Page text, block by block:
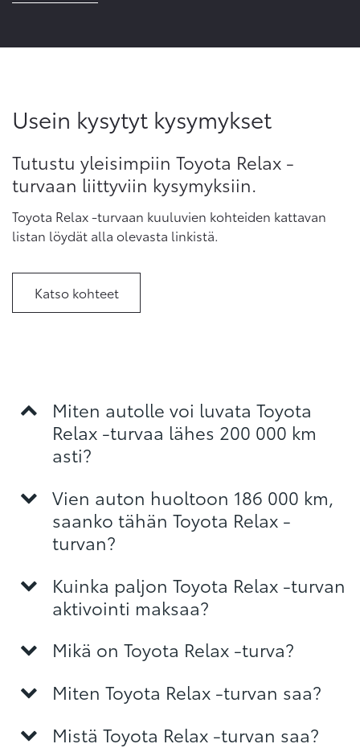
Usein kysytyt kysymykset
Tutustu yleisimpiin Toyota Relax -
turvaan liittyviin kysymyksiin.
Toyota Relax -turvaan kuuluvien kohteiden kattavan
listan löydät alla olevasta linkistä.
Katso kohteet
Miten autolle voi luvata Toyota
Relax -turvaa lähes 200 000 km
asti?
Vien auton huoltoon 186 000 km,
saanko tähän Toyota Relax -
turvan?
Kuinka paljon Toyota Relax -turvan
aktivointi maksaa?
Mikä on Toyota Relax -turva?
Miten Toyota Relax -turvan saa?
Mistä Toyota Relax -turvan saa?